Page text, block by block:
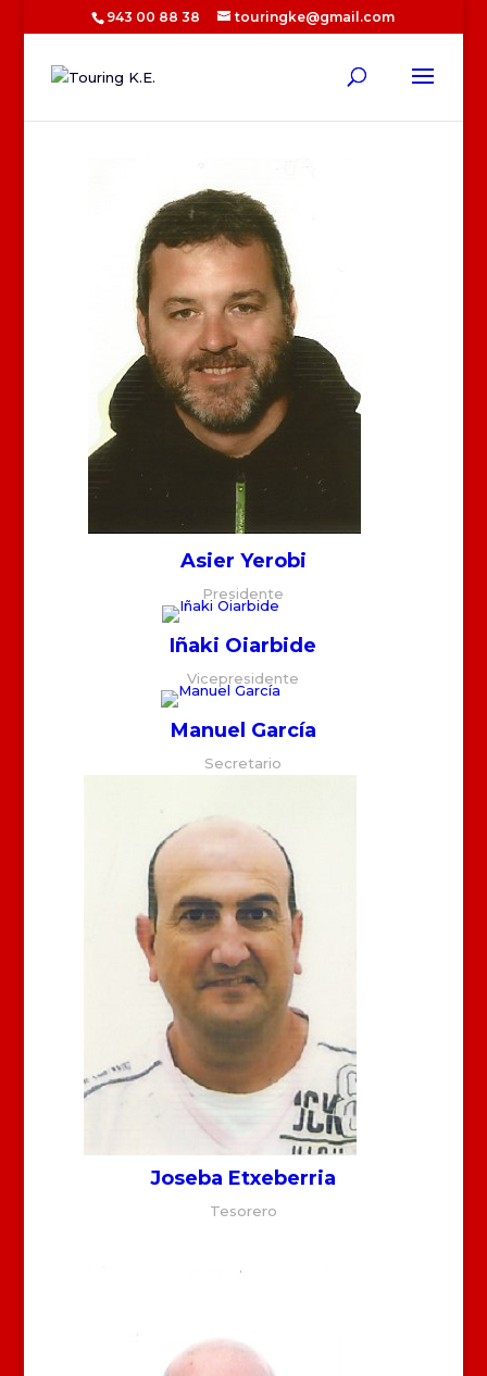
943 00 88 38 touringke@gmail.com
Asier Yerobi
Presidente
Iñaki Oiarbide
Vicepresidente
Manuel García
Secretario
Joseba Etxeberria
Tesorero